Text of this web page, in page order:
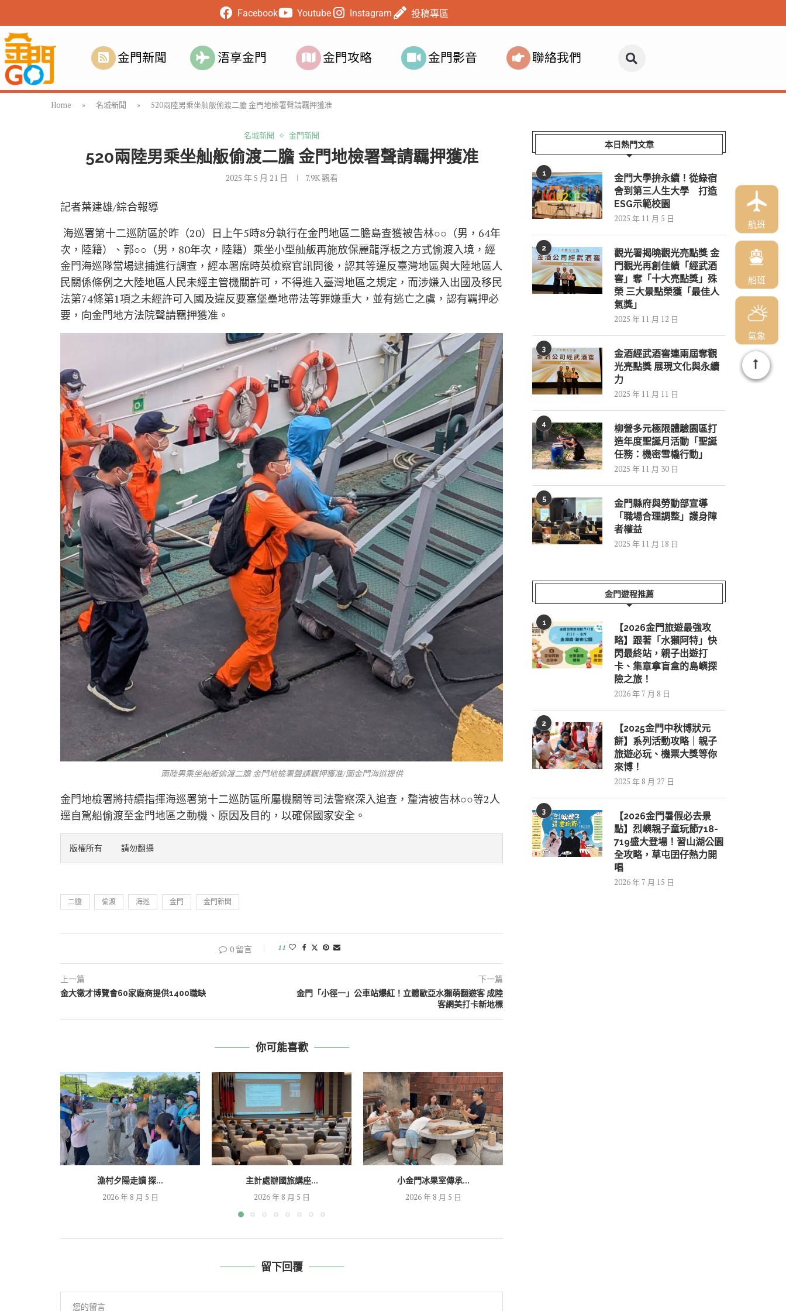
Facebook Youtube Instagram 投稿專區
金門新聞 浯享金門 金門攻略 金門影音 聯絡我們
Home » 名城新聞 » 520兩陸男乘坐舢舨偷渡二膽 金門地檢署聲請羈押獲准
名城新聞 金門新聞
520兩陸男乘坐舢舨偷渡二膽 金門地檢署聲請羈押獲准
2025 年 5 月 21 日 7.9K觀看
記者葉建雄/綜合報導
海巡署第十二巡防區於昨（20）日上午5時8分執行在金門地區二膽島查獲被告林○○（男，64年
次，陸籍）、郭○○（男，80年次，陸籍）乘坐小型舢舨再施放保麗龍浮板之方式偷渡入境，經
金門海巡隊當場逮捕進行調查，經本署席時英檢察官訊問後，認其等違反臺灣地區與大陸地區人
民關係條例之大陸地區人民未經主管機關許可，不得進入臺灣地區之規定，而涉嫌入出國及移民
法第74條第1項之未經許可入國及違反要塞堡壘地帶法等罪嫌重大，並有逃亡之虞，認有羈押必
要，向金門地方法院聲請羈押獲准。
兩陸男乘坐舢舨偷渡二膽 金門地檢署聲請羈押獲准/圖金門海巡提供
金門地檢署將持續指揮海巡署第十二巡防區所屬機關等司法警察深入追查，釐清被告林○○等2人
逕自駕船偷渡至金門地區之動機、原因及目的，以確保國家安全。
版權所有    請勿翻攝
二膽 偷渡 海巡 金門 金門新聞
0 留言 11
上一篇
金大徵才博覽會60家廠商提供1400職缺
下一篇
金門「小徑一」公車站爆紅！立體歐亞水獺萌翻遊客 成陸
客網美打卡新地標
你可能喜歡
漁村夕陽走讀 探...
2026 年 8 月 5 日
主計處辦國旅講座...
2026 年 8 月 5 日
小金門冰果室傳承...
2026 年 8 月 5 日
留下回覆
本日熱門文章
1
金門大學拚永續！從綠宿
舍到第三人生大學 打造
ESG示範校園
2025 年 11 月 5 日
2
觀光署揭曉觀光亮點獎 金
門觀光再創佳績「經武酒
窖」奪「十大亮點獎」殊
榮 三大景點榮獲「最佳人
氣獎」
2025 年 11 月 12 日
3
金酒經武酒窖連兩屆奪觀
光亮點獎 展現文化與永續
力
2025 年 11 月 11 日
4
柳營多元極限體驗園區打
造年度聖誕月活動「聖誕
任務：機密雪橇行動」
2025 年 11 月 30 日
5
金門縣府與勞動部宣導
「職場合理調整」護身障
者權益
2025 年 11 月 18 日
金門遊程推薦
1
【2026金門旅遊最強攻
略】跟著「水獺阿特」快
閃最終站，親子出遊打
卡、集章拿盲盒的島嶼探
險之旅！
2026 年 7 月 8 日
2
【2025金門中秋博狀元
餅】系列活動攻略｜親子
旅遊必玩、機票大獎等你
來博！
2025 年 8 月 27 日
3
【2026金門暑假必去景
點】烈嶼親子童玩節718-
719盛大登場！習山湖公園
全攻略，草屯囝仔熱力開
唱
2026 年 7 月 15 日
航班
船班
氣象